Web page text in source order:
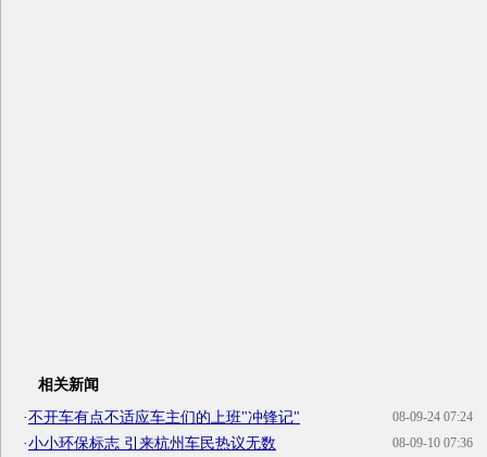
相关新闻
08-09-24 07:24
·不开车有点不适应车主们的上班"冲锋记"
08-09-10 07:36
·小小环保标志 引来杭州车民热议无数